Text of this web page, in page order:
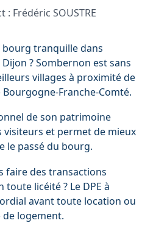
: Frédéric SOUSTRE
bourg tranquille dans
? Sombernon est sans
villages à proximité de
Franche-Comté.
de son patrimoine
visiteurs et permet de mieux
le passé du bourg.
faire des transactions
licéité ? Le DPE à
avant toute location ou
de logement.